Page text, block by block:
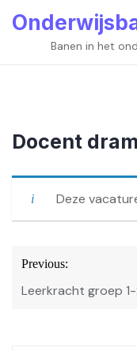
Banen in het
Docent
Deze
Bericht
navigatie
Previous:
Leerkracht groep